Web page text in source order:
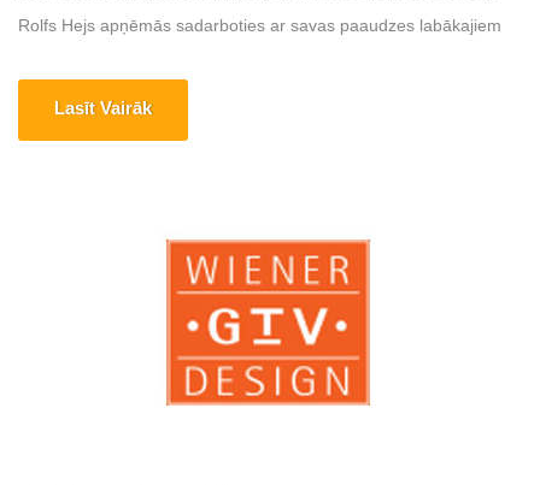
Rolfs Hejs apņēmās sadarboties ar savas paaudzes labākajiem
produktus, kas būtu pieejami plašai auditorijai. Šis pamatprincips
Lasīt Vairāk